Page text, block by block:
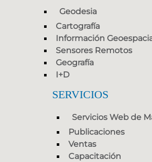
Geodesia
Cartografía
Información
Sensores Remotos
Geografía
I+D
SERVICIOS
Servicios Web de
Publicaciones
Ventas
Capacitación